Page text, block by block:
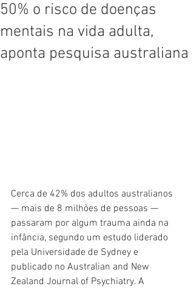
50% o risco de doenças
mentais na vida adulta,
aponta pesquisa australiana
Cerca de 42% dos adultos australianos
— mais de 8 milhões de pessoas —
passaram por algum trauma ainda na
infância, segundo um estudo liderado
pela Universidade de Sydney e
publicado no Australian and New
Zealand Journal of Psychiatry. A